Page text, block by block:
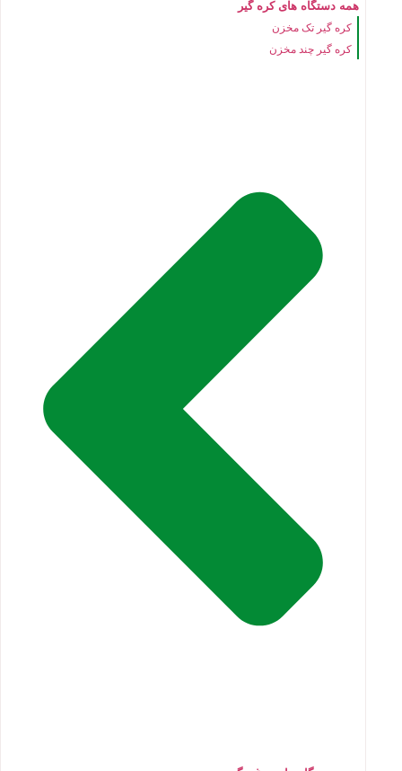
همه دستگاه های کره گیر
کره گیر تک مخزن
کره گیر چند مخزن